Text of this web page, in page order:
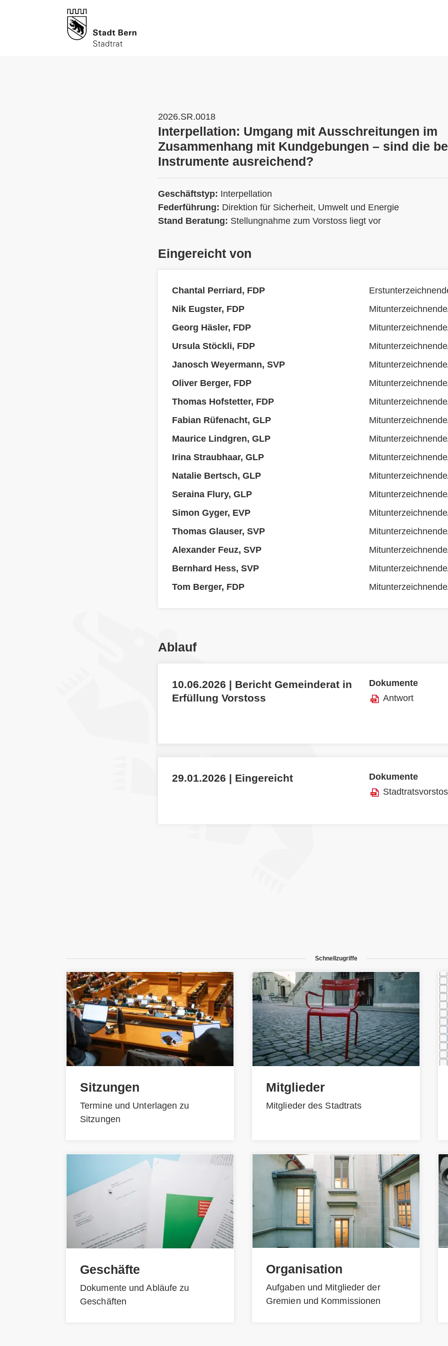
2026.SR.0018
Interpellation: Umgang mit Ausschreitungen im
Zusammenhang mit Kundgebungen – sind die
Instrumente ausreichend?
Geschäftstyp: Interpellation
Federführung: Direktion für Sicherheit, Umwelt und Energie
Stand Beratung: Stellungnahme zum Vorstoss liegt vor
Eingereicht von
Chantal Perriard, FDP
Nik Eugster, FDP
Georg Häsler, FDP
Ursula Stöckli, FDP
Janosch Weyermann, SVP
Oliver Berger, FDP
Thomas Hofstetter, FDP
Fabian Rüfenacht, GLP
Maurice Lindgren, GLP
Irina Straubhaar, GLP
Natalie Bertsch, GLP
Seraina Flury, GLP
Simon Gyger, EVP
Thomas Glauser, SVP
Alexander Feuz, SVP
Bernhard Hess, SVP
Tom Berger, FDP
Ablauf
10.06.2026 | Bericht Gemeinderat in
Erfüllung Vorstoss
Dokumente
Antwort
29.01.2026 | Eingereicht
Dokumente
Schnellzugriffe
Sitzungen
Termine und Unterlagen zu
Sitzungen
Geschäfte
Dokumente und Abläufe zu
Geschäften
Mitglieder
Mitglieder des Stadtrats
Organisation
Aufgaben und Mitglieder der
Gremien und Kommissionen